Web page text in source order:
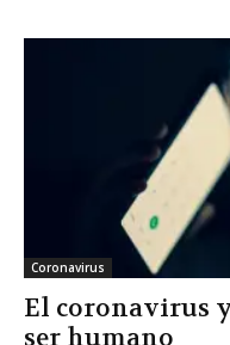
Coronavirus
El coronavirus